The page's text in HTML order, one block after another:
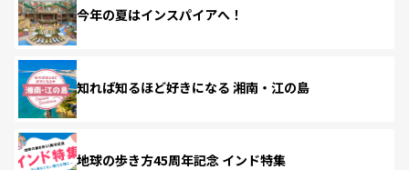
今年の夏はインスパイアへ！
知れば知るほど好きになる 湘南・江の島
地球の歩き方45周年記念 インド特集